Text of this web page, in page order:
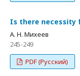
Is there necessity
A. Н. Михеев
245-249
PDF (Русский)